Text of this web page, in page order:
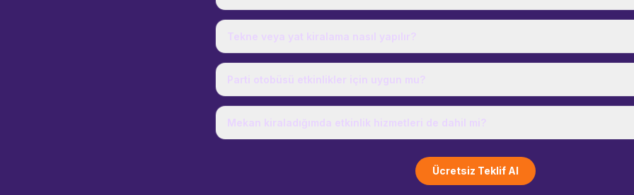
Tekne veya yat kiralama nasıl yapılır?
Parti otobüsü etkinlikler için uygun mu?
Mekan kiraladığımda etkinlik hizmetleri de dahil mi?
Ücretsiz Teklif Al